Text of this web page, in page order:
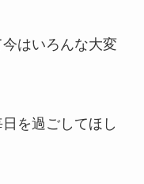
はいろんな大変
を過ごしてほし